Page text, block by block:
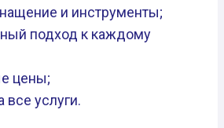
и инструменты;
подход к каждому
цены;
все услуги.